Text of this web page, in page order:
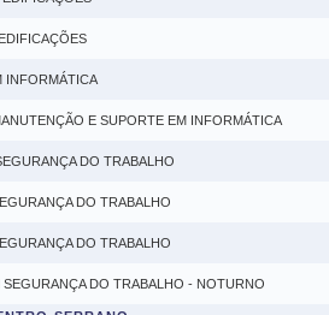
INFORMÁTICA
E SUPORTE EM INFORMÁTICA
DO TRABALHO
DO TRABALHO
DO TRABALHO
DO TRABALHO - NOTURNO